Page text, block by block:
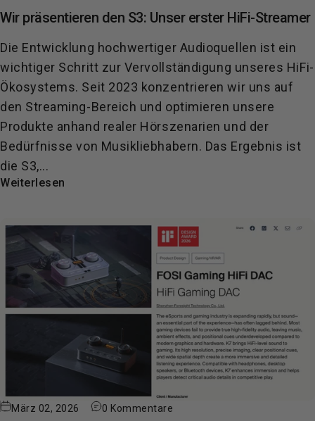
Wir präsentieren den S3: Unser erster HiFi-Streamer
Die Entwicklung hochwertiger Audioquellen ist ein
wichtiger Schritt zur Vervollständigung unseres HiFi-
Ökosystems. Seit 2023 konzentrieren wir uns auf
den Streaming-Bereich und optimieren unsere
Produkte anhand realer Hörszenarien und der
Bedürfnisse von Musikliebhabern. Das Ergebnis ist
die S3,...
Weiterlesen
März 02, 2026 0 Kommentare